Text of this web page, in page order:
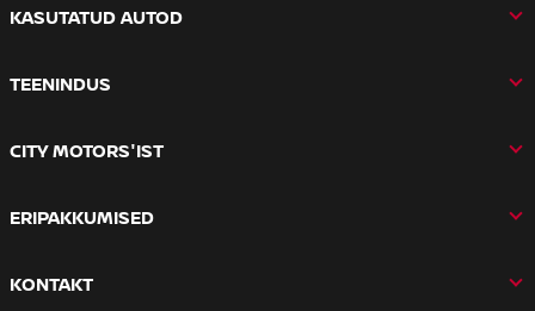
KASUTATUD AUTOD
TEENINDUS
CITY MOTORS'IST
ERIPAKKUMISED
KONTAKT